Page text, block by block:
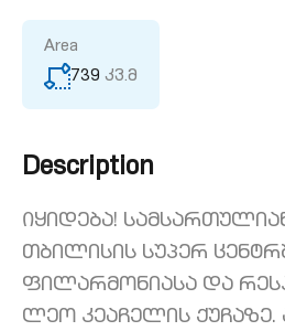
Area
739 კვ.მ
Description
Იყიდება!
თბილისის სუპერ
ფილარმონიასა და
ლეო კეაჩელის